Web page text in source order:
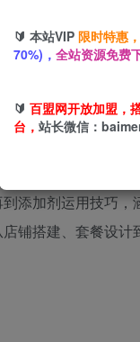
客-运营
添加剂运用技巧
铺搭建、套餐设
🔰 本站VIP 限时特惠，
70%)， 全站资源免费
🔰 百盟网开放加盟，
台， 站长微信：